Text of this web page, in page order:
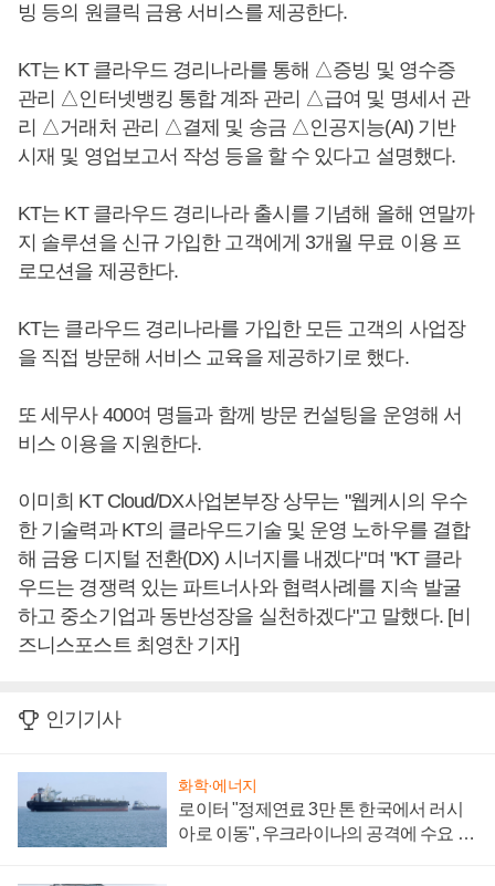
빙 등의 원클릭 금융 서비스를 제공한다.
KT는 KT 클라우드 경리나라를 통해 △증빙 및 영수증
관리 △인터넷뱅킹 통합 계좌 관리 △급여 및 명세서 관
리 △거래처 관리 △결제 및 송금 △인공지능(AI) 기반
시재 및 영업보고서 작성 등을 할 수 있다고 설명했다.
KT는 KT 클라우드 경리나라 출시를 기념해 올해 연말까
지 솔루션을 신규 가입한 고객에게 3개월 무료 이용 프
로모션을 제공한다.
KT는 클라우드 경리나라를 가입한 모든 고객의 사업장
을 직접 방문해 서비스 교육을 제공하기로 했다.
또 세무사 400여 명들과 함께 방문 컨설팅을 운영해 서
비스 이용을 지원한다.
이미희 KT Cloud/DX사업본부장 상무는 "웹케시의 우수
한 기술력과 KT의 클라우드기술 및 운영 노하우를 결합
해 금융 디지털 전환(DX) 시너지를 내겠다"며 "KT 클라
우드는 경쟁력 있는 파트너사와 협력사례를 지속 발굴
하고 중소기업과 동반성장을 실천하겠다"고 말했다. [비
즈니스포스트 최영찬 기자]
인기기사
화학·에너지
로이터 "정제연료 3만 톤 한국에서 러시
아로 이동", 우크라이나의 공격에 수요 늘